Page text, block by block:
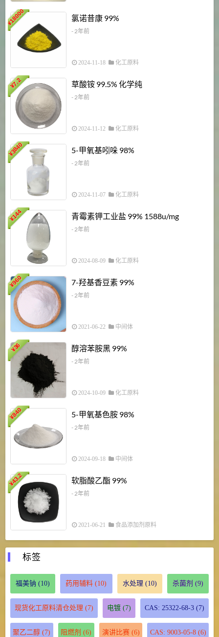
¥
18000 氯诺昔康 99%
- 2年前
2024-11-18 化工原料
¥
7.2 草酸铵 99.5% 化学纯
- 2年前
2024-11-12 化工原料
¥
3840 5-甲氧基吲哚 98%
- 2年前
2024-11-07 化工原料
¥
144 青霉素钾工业盐 99% 1588u/mg
- 2年前
2024-08-09 化工原料
¥
960 7-羟基香豆素 99%
- 2年前
2021-06-22 中间体
¥
36 醇溶苯胺黑 99%
- 2年前
2024-10-09 化工原料
¥
840 5-甲氧基色胺 98%
- 2年前
2024-09-18 中间体
¥
43.2 软脂酸乙酯 99%
- 2年前
2021-06-21 食品添加剂原料
标签
福美钠 (10) 药用辅料 (10) 水处理 (10) 杀菌剂 (9)
现货化工原料清仓处理 (7) 电镀 (7) CAS: 25322-68-3 (7)
聚乙二醇 (7) 阻燃剂 (6) 演讲比赛(6) CAS: 9003-05-8(6)